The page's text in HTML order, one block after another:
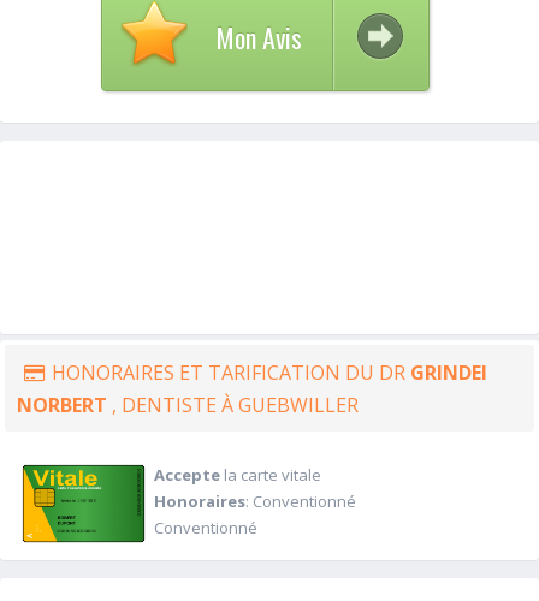
Mon Avis
HONORAIRES ET TARIFICATION DU DR GRINDEI
NORBERT , DENTISTE À GUEBWILLER
Acceptela carte vitale
Honoraires: Conventionné
Conventionné